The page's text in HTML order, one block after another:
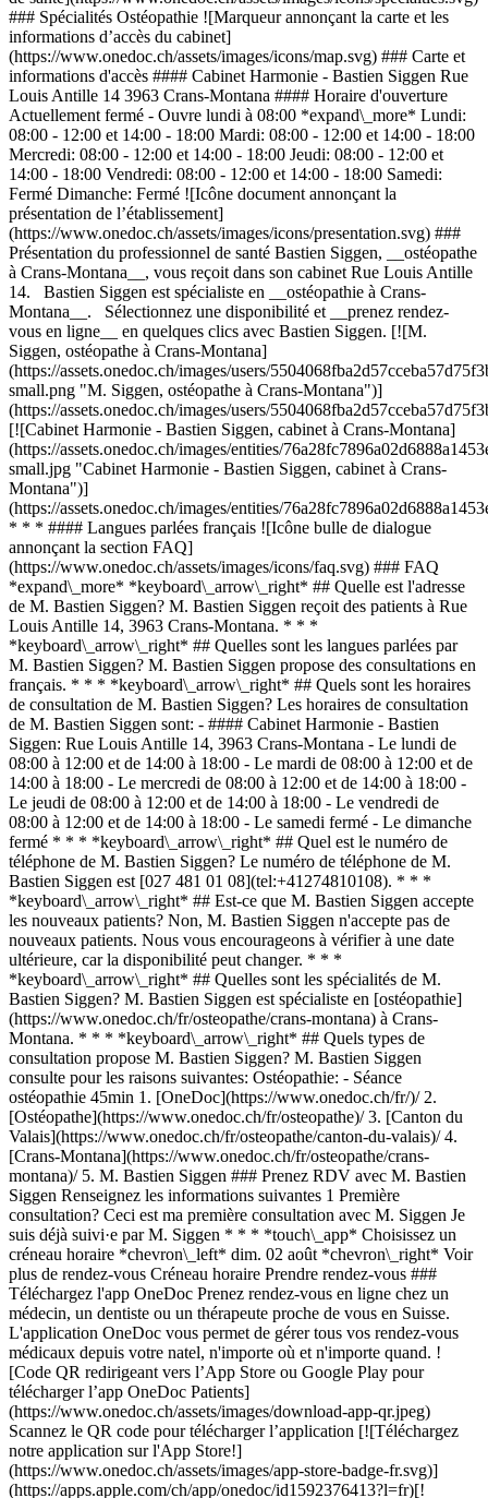
### Spécialités Ostéopathie ![Marqueur annonçant la carte et les
informations d’accès du cabinet]
(https://www.onedoc.ch/assets/images/icons/map.svg) ### Carte et
informations d'accès #### Cabinet Harmonie - Bastien Siggen Rue
Louis Antille 14 3963 Crans-Montana #### Horaire d'ouverture
Actuellement fermé - Ouvre lundi à 08:00 *expand\_more* Lundi:
08:00 - 12:00 et 14:00 - 18:00 Mardi: 08:00 - 12:00 et 14:00 - 18:00
Mercredi: 08:00 - 12:00 et 14:00 - 18:00 Jeudi: 08:00 - 12:00 et
14:00 - 18:00 Vendredi: 08:00 - 12:00 et 14:00 - 18:00 Samedi:
Fermé Dimanche: Fermé ![Icône document annonçant la
présentation de l’établissement]
(https://www.onedoc.ch/assets/images/icons/presentation.svg) ###
Présentation du professionnel de santé Bastien Siggen, __ostéopathe
à Crans-Montana__, vous reçoit dans son cabinet Rue Louis Antille
14. Bastien Siggen est spécialiste en __ostéopathie à Crans-
Montana__. Sélectionnez une disponibilité et __prenez rendez-
vous en ligne__ en quelques clics avec Bastien Siggen. [![M.
Siggen, ostéopathe à Crans-Montana]
(https://assets.onedoc.ch/images/users/
small.png "M. Siggen, ostéopathe à Crans-Montana")]
(https://assets.onedoc.ch/images/users/
[![Cabinet Harmonie - Bastien Siggen, cabinet à Crans-Montana]
(https://assets.onedoc.ch/images/entities/
small.jpg "Cabinet Harmonie - Bastien Siggen, cabinet à Crans-
Montana")]
(https://assets.onedoc.ch/images/entities/
* * * #### Langues parlées français ![Icône bulle de dialogue
annonçant la section FAQ]
(https://www.onedoc.ch/assets/images/icons/faq.svg) ### FAQ
*expand\_more* *keyboard\_arrow\_right* ## Quelle est l'adresse
de M. Bastien Siggen? M. Bastien Siggen reçoit des patients à Rue
Louis Antille 14, 3963 Crans-Montana. * * *
*keyboard\_arrow\_right* ## Quelles sont les langues parlées par
M. Bastien Siggen? M. Bastien Siggen propose des consultations en
français. * * * *keyboard\_arrow\_right* ## Quels sont les horaires
de consultation de M. Bastien Siggen? Les horaires de consultation
de M. Bastien Siggen sont: - #### Cabinet Harmonie - Bastien
Siggen: Rue Louis Antille 14, 3963 Crans-Montana - Le lundi de
08:00 à 12:00 et de 14:00 à 18:00 - Le mardi de 08:00 à 12:00 et de
14:00 à 18:00 - Le mercredi de 08:00 à 12:00 et de 14:00 à 18:00 -
Le jeudi de 08:00 à 12:00 et de 14:00 à 18:00 - Le vendredi de
08:00 à 12:00 et de 14:00 à 18:00 - Le samedi fermé - Le dimanche
fermé * * * *keyboard\_arrow\_right* ## Quel est le numéro de
téléphone de M. Bastien Siggen? Le numéro de téléphone de M.
Bastien Siggen est [027 481 01 08](tel:+41274810108). * * *
*keyboard\_arrow\_right* ## Est-ce que M. Bastien Siggen accepte
les nouveaux patients? Non, M. Bastien Siggen n'accepte pas de
nouveaux patients. Nous vous encourageons à vérifier à une date
ultérieure, car la disponibilité peut changer. * * *
*keyboard\_arrow\_right* ## Quelles sont les spécialités de M.
Bastien Siggen? M. Bastien Siggen est spécialiste en [ostéopathie]
(https://www.onedoc.ch/fr/osteopathe/crans-montana) à Crans-
Montana. * * * *keyboard\_arrow\_right* ## Quels types de
consultation propose M. Bastien Siggen? M. Bastien Siggen
consulte pour les raisons suivantes: Ostéopathie: - Séance
ostéopathie 45min 1. [OneDoc](https://www.onedoc.ch/fr/)/ 2. [Ostéopathe](https://www.onedoc.ch/fr/osteopathe)/ 3. [Canton du Valais](https://www.onedoc.ch/fr/osteopathe/canton-du-valais)/ 4. [Crans-Montana](https://www.onedoc.ch/fr/osteopathe/crans-montana)/ 5. M. Bastien Siggen ### Prenez RDV avec M. Bastien Siggen Renseignez les informations suivantes 1 Première consultation? Ceci est ma première consultation avec M. Siggen Je suis déjà suivi·e par M. Siggen * * * *touch\_app* Choisissez un créneau horaire *chevron\_left* dim. 02 août *chevron\_right* Voir plus de rendez-vous Créneau horaire Prendre rendez-vous ### Téléchargez l'app OneDoc Prenez rendez-vous en ligne chez un médecin, un dentiste ou un thérapeute proche de vous en Suisse. L'application OneDoc vous permet de gérer tous vos rendez-vous médicaux depuis votre natel, n'importe où et n'importe quand. ![Code QR redirigeant vers l’App Store ou Google Play pour télécharger l’app OneDoc Patients](https://www.onedoc.ch/assets/images/download-app-qr.jpeg) Scannez le QR code pour télécharger l’application [![Téléchargez notre application sur l'App Store!](https://www.onedoc.ch/assets/images/app-store-badge-fr.svg)](https://apps.apple.com/ch/app/onedoc/id1592376413?l=fr)[![Téléchargez notre application sur le Google Play Store!](https://www.onedoc.ch/assets/images/google-play-badge-fr.png)](https://play.google.com/store/apps/details?id=ch.onedoc.patient&hl=fr-CH) *keyboard\_arrow\_right* ## Spécialités associées [Ostéopathe à Bulle](https://www.onedoc.ch/fr/osteopathe/bulle)[Ostéopathe à Sion](https://www.onedoc.ch/fr/osteopathe/sion)[Ostéopathe à Martigny](https://www.onedoc.ch/fr/osteopathe/martigny)[Ostéopathe à Collombey](https://www.onedoc.ch/fr/osteopathe/collombey)[Ostéopathe à Crans-Montana](https://www.onedoc.ch/fr/osteopathe/crans-montana)[Ostéopathe à Savièse](https://www.onedoc.ch/fr/osteopathe/saviese)[Ostéopathe à Sierre](https://www.onedoc.ch/fr/osteopathe/sierre)[Ostéopathe à Bex](https://www.onedoc.ch/fr/osteopathe/bex)[Ostéopathe à Montreux](https://www.onedoc.ch/fr/osteopathe/montreux)[Ostéopathe à La Tour-de-Peilz](https://www.onedoc.ch/fr/osteopathe/la-tour-de-peilz)[Ostéopathe à Port-Valais](https://www.onedoc.ch/fr/osteopathe/port-valais)[Ostéopathe à Chailly-Montreux](https://www.onedoc.ch/fr/osteopathe/chailly-montreux)[Ostéopathe à Monthey](https://www.onedoc.ch/fr/osteopathe/monthey)[Ostéopathe à Planfayon](https://www.onedoc.ch/fr/osteopathe/planfayon)[Ostéopathe à Blonay - Saint-Légier](https://www.onedoc.ch/fr/osteopathe/blonay-saint-legier)[Ostéopathe à Blonay](https://www.onedoc.ch/fr/osteopathe/blonay)[Ostéopathe à Riddes](https://www.onedoc.ch/fr/osteopathe/riddes)[Ostéopathe à Saint-Maurice](https://www.onedoc.ch/fr/osteopathe/saint-maurice)[Ostéopathe à Val de Bagnes](https://www.onedoc.ch/fr/osteopathe/val-de-bagnes)[Ostéopathe à Vétroz](https://www.onedoc.ch/fr/osteopathe/vetroz)[Ostéopathe à Vissoie](https://www.onedoc.ch/fr/osteopathe/vissoie) *keyboard\_arrow\_right* ## Recherches fréquentes [Masseur classique à Bulle](https://www.onedoc.ch/fr/masseur-classique/bulle)[Physiothérapeute à Bulle](https://www.onedoc.ch/fr/physiotherapeute/bulle)[Physiothérapeute à Lavey-les-Bains](https://www.onedoc.ch/fr/physiotherapeute/lavey-les-bains)[Médecin généraliste à Bulle](https://www.onedoc.ch/fr/medecin-generaliste/bulle)[Ophtalmologue à Sion](https://www.onedoc.ch/fr/ophtalmologue/sion)[Ostéopathe à Sion](https://www.onedoc.ch/fr/osteopathe/sion)[Ostéopathe à Bulle](https://www.onedoc.ch/fr/osteopathe/bulle)[Masseur classique à Sion](https://www.onedoc.ch/fr/masseur-classique/sion)[Réflexologue à Bulle](https://www.onedoc.ch/fr/reflexologue/bulle)[Thérapeute en drainage lymphatique à Bulle](https://www.onedoc.ch/fr/therapeute-en-drainage-lymphatique/bulle)[Physiothérapeute à Sion](https://www.onedoc.ch/fr/physiotherapeute/sion)[Psychologue à Sion](https://www.onedoc.ch/fr/psychologue/sion)[Médecin-dentiste à Monthey](https://www.onedoc.ch/fr/medecin-dentiste/monthey)[Ophtalmologue à Sierre](https://www.onedoc.ch/fr/ophtalmologue/sierre)[Physiothérapeute à Montreux](https://www.onedoc.ch/fr/physiotherapeute/montreux)[Masseur classique à Martigny](https://www.onedoc.ch/fr/masseur-classique/martigny)[Spécialiste en médecine esthétique à Sion](https://www.onedoc.ch/fr/specialiste-en-medecine-esthetique/sion)[Masseur thérapeutique à Bulle](https://www.onedoc.ch/fr/masseur-therapeutique/bulle)[Gynécologue obstétricien à Montreux](https://www.onedoc.ch/fr/gynecologue-obstetricien/montreux)[Thérapeute en hypnose à Bulle](https://www.onedoc.ch/fr/therapeute-en-hypnose/bulle)[Médecin-dentiste à Montreux](https://www.onedoc.ch/fr/medecin-dentiste/montreux) *keyboard\_arrow\_right* ## Annuaire des professionnels de santé suisses [Liste des praticiens](https://www.onedoc.ch/fr/annuaire) [A](https://www.onedoc.ch/fr/annuaire/A) [B](https://www.onedoc.ch/fr/annuaire/B) [C](https://www.onedoc.ch/fr/annuaire/C) [D](https://www.onedoc.ch/fr/annuaire/D) [E](https://www.onedoc.ch/fr/annuaire/E) [F](https://www.onedoc.ch/fr/annuaire/F) [G](https://www.onedoc.ch/fr/annuaire/G) [H](https://www.onedoc.ch/fr/annuaire/H) [I](https://www.onedoc.ch/fr/annuaire/I) [J](https://www.onedoc.ch/fr/annuaire/J) [K](https://www.onedoc.ch/fr/annuaire/K) [L](https://www.onedoc.ch/fr/annuaire/L) [M](https://www.onedoc.ch/fr/annuaire/M) [N](https://www.onedoc.ch/fr/annuaire/N) [O](https://www.onedoc.ch/fr/annuaire/O) [P](https://www.onedoc.ch/fr/annuaire/P) [Q](https://www.onedoc.ch/fr/annuaire/Q) [R](https://www.onedoc.ch/fr/annuaire/R) [S](https://www.onedoc.ch/fr/annuaire/S) [T](https://www.onedoc.ch/fr/annuaire/T) [U](https://www.onedoc.ch/fr/annuaire/U) [V](https://www.onedoc.ch/fr/annuaire/V) [W](https://www.onedoc.ch/fr/annuaire/W) [X](https://www.onedoc.ch/fr/annuaire/X) [Y](https://www.onedoc.ch/fr/annuaire/Y) [Z](https://www.onedoc.ch/fr/annuaire/Z) ## OneDoc [Pour les professionnels de santé](https://info.onedoc.ch/fr/) [À propos de nous](https://info.onedoc.ch/fr/raison-d-etre/) [Presse](https://info.onedoc.ch/fr/presse/) [Carrières](https://career.onedoc.ch/fr) [Centre de confidentialité](https://privacy.onedoc.ch/fr/) [Gestion des cookies](javascript:Didomi.preferences.show%28%29) [Centre d'aide](https://help.onedoc.ch/fr/) ## Langues [Deutsch](https://www.onedoc.ch/de/osteopath/crans-montana/pcnqk/bastien-siggen) [Français](https://www.onedoc.ch/fr/osteopathe/crans-montana/pcnqk/bastien-siggen) [Italiano](https://www.onedoc.ch/it/osteopata/crans-montana/pcnqk/bastien-siggen) [English](https://www.onedoc.ch/en/osteopath/crans-montana/pcnqk/bastien-siggen) ## Spécialités associées [Ostéopathe à Bulle](https://www.onedoc.ch/fr/osteopathe/bulle) [Ostéopathe à Sion](https://www.onedoc.ch/fr/osteopathe/sion) [Ostéopathe à Martigny](https://www.onedoc.ch/fr/osteopathe/martigny) [Ostéopathe à Collombey](https://www.onedoc.ch/fr/osteopathe/collombey) [Ostéopathe à Crans-Montana](https://www.onedoc.ch/fr/osteopathe/crans-montana) [Ostéopathe à Savièse](https://www.onedoc.ch/fr/osteopathe/saviese) [Ostéopathe à Sierre](https://www.onedoc.ch/fr/osteopathe/sierre) [Ostéopathe à Bex](https://www.onedoc.ch/fr/osteopathe/bex) [Ostéopathe à Montreux](https://www.onedoc.ch/fr/osteopathe/montreux) [Ostéopathe à La Tour-de-Peilz](https://www.onedoc.ch/fr/osteopathe/la-tour-de-peilz) [Ostéopathe à Port-Valais](https://www.onedoc.ch/fr/osteopathe/port-valais) [Ostéopathe à Chailly-Montreux](https://www.onedoc.ch/fr/osteopathe/chailly-montreux) [Ostéopathe à Monthey](https://www.onedoc.ch/fr/osteopathe/monthey) [Ostéopathe à Planfayon](https://www.onedoc.ch/fr/osteopathe/planfayon) [Ostéopathe à Blonay - Saint-Légier](https://www.onedoc.ch/fr/osteopathe/blonay-saint-legier) [Ostéopathe à Blonay](https://www.onedoc.ch/fr/osteopathe/blonay) [Ostéopathe à Riddes](https://www.onedoc.ch/fr/osteopathe/riddes) [Ostéopathe à Saint-Maurice](https://www.onedoc.ch/fr/osteopathe/saint-maurice) [Ostéopathe à Val de Bagnes](https://www.onedoc.ch/fr/osteopathe/val-de-bagnes) [Ostéopathe à Vétroz](https://www.onedoc.ch/fr/osteopathe/vetroz) [Ostéopathe à Vissoie](https://www.onedoc.ch/fr/osteopathe/vissoie) ## Recherches fréquentes [Massage classique à Bulle](https://www.onedoc.ch/fr/masseur-classique/bulle) [Physiothérapeute à Bulle](https://www.onedoc.ch/fr/physiotherapeute/bulle) [Physiothérapeute à Lavey-les-Bains](https://www.onedoc.ch/fr/physiotherapeute/lavey-les-bains) [Médecin généraliste à Bulle](https://www.onedoc.ch/fr/medecin-generaliste/bulle) [Ophtalmologue à Sion](https://www.onedoc.ch/fr/ophtalmologue/sion) [Ostéopathe à Sion](https://www.onedoc.ch/fr/osteopathe/sion) [Ostéopathe à Bulle](https://www.onedoc.ch/fr/osteopathe/bulle) [Massage classique à Sion](https://www.onedoc.ch/fr/masseur-classique/sion) [Réflexologue à Bulle](https://www.onedoc.ch/fr/reflexologue/bulle) [Thérapeute en drainage lymphatique à Bulle](https://www.onedoc.ch/fr/therapeute-en-drainage-lymphatique/bulle) [Physiothérapeute à Sion](https://www.onedoc.ch/fr/physiotherapeute/sion) [Psychologue à Sion](https://www.onedoc.ch/fr/psychologue/sion) [Médecin-dentiste à Monthey](https://www.onedoc.ch/fr/medecin-dentiste/monthey) [Ophtalmologue à Sierre](https://www.onedoc.ch/fr/ophtalmologue/sierre) [Physiothérapeute à Montreux](https://www.onedoc.ch/fr/physiotherapeute/montreux) [Massage classique à Martigny](https://www.onedoc.ch/fr/masseur-classique/martigny) [Spécialiste en médecine esthétique à Sion](https://www.onedoc.ch/fr/specialiste-en-medecine-esthetique/sion) [Massage thérapeutique à Bulle](https://www.onedoc.ch/fr/masseur-therapeutique/bulle) [Gynécologue obstétricien à Montreux](https://www.onedoc.ch/fr/gynecologue-obstetricien/montreux) [Thérapeute en hypnose à Bulle](https://www.onedoc.ch/fr/therapeute-en-hypnose/bulle) [Médecin-dentiste à Montreux](https://www.onedoc.ch/fr/medecin-dentiste/